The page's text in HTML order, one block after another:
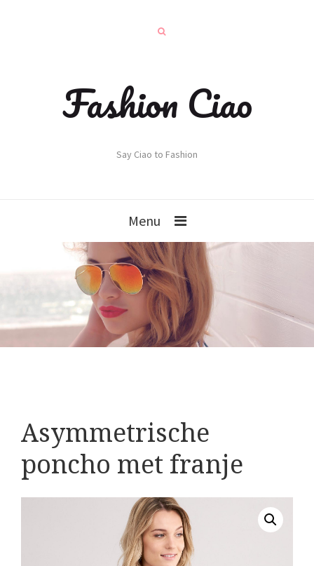
Fashion Ciao
Say Ciao to Fashion
Menu
Asymmetrische
poncho met franje